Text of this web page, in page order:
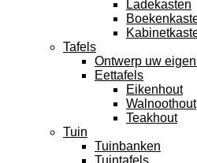
Ladekasten
Tafels
Ontwerp uw eigen
Eettafels
Eikenhout
Walnoothout
Teakhout
Tuin
Tuinbanken
Tuintafels